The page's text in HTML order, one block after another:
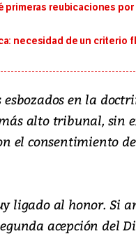
primeras reubicaciones
necesidad de un criterio
en la
alto tribunal, sin
el consentimiento
ligado al honor. Si
acepción del